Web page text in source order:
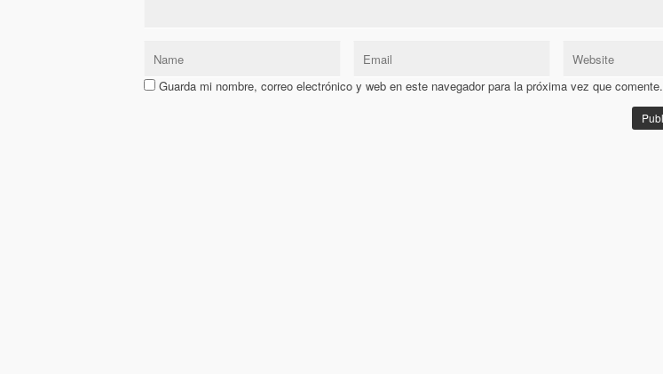
Guarda mi nombre, correo electrónico y web en este navegador para la próxima vez que comente.